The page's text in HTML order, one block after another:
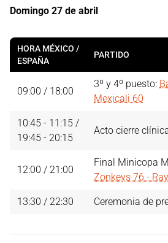
Domingo 27 de abril
HORA MÉXICO /
ESPAÑA
PARTIDO
09:00 / 18:00
3º y 4º puesto:
Mexicali 60
10:45 - 11:15 /
19:45 - 20:15
Acto cierre
12:00 / 21:00
Final Minicopa
Zonkeys 76 -
13:30 / 22:30 Ceremonia de